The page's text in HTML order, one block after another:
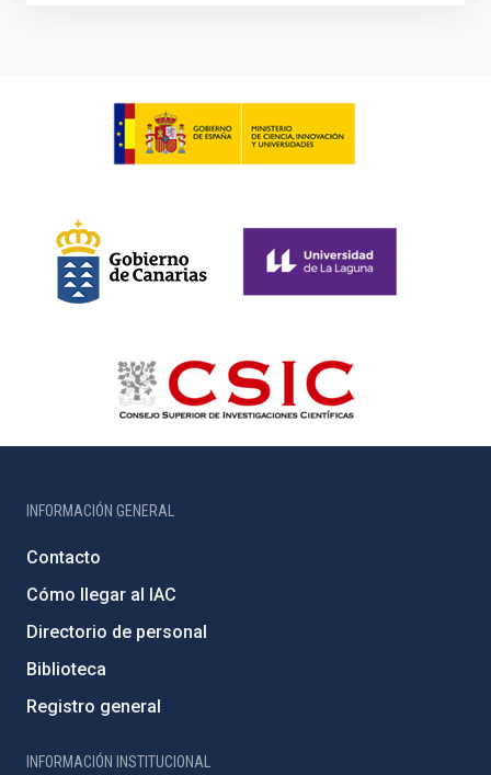
INFORMACIÓN GENERAL
Contacto
Cómo llegar al IAC
Directorio de personal
Biblioteca
Registro general
INFORMACIÓN INSTITUCIONAL